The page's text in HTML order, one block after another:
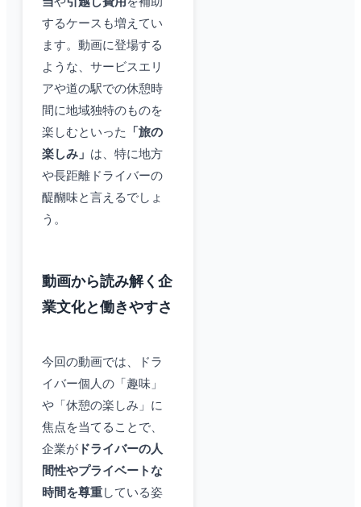
するケースも増えてい
ます。動画に登場する
ような、サービスエリ
アや道の駅での休憩時
間に地域独特のものを
楽しむといった
「旅の
楽しみ」 は、特に地方
や長距離ドライバーの
醍醐味と言えるでしょ
う。
動画から読み解く企
業文化と働きやすさ
今回の動画では、ドラ
イバー個人の「趣味」
や「休憩の楽しみ」に
焦点を当てることで、
企業が ドライバーの人
間性やプライベートな
時間を尊重している姿